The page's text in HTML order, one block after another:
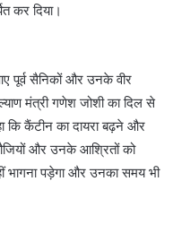
कर दिया।
पूर्व सैनिकों और उनके वीर
मंत्री गणेश जोशी का दिल से
कि कैंटीन का दायरा बढ़ने और
और उनके आश्रितों को
भागना पड़ेगा और उनका समय भी